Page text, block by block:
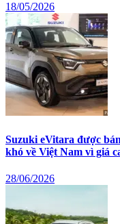
18/05/2026
Suzuki eVitara được
khó về Việt Nam vì giá
28/06/2026